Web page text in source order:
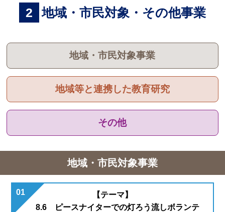
2
地域・市民対象・その他事業
地域・市民対象事業
地域等と連携した教育研究
その他
地域・市民対象事業
01
【テーマ】
8.6 ピースナイターでの灯ろう流しボランテ